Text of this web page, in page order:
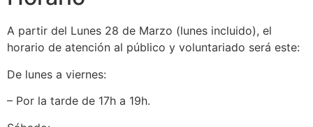
A partir del Lunes 28 de Marzo (lunes incluido), el
horario de atención al público y voluntariado será este:
De lunes a viernes:
– Por la tarde de 17h a 19h.